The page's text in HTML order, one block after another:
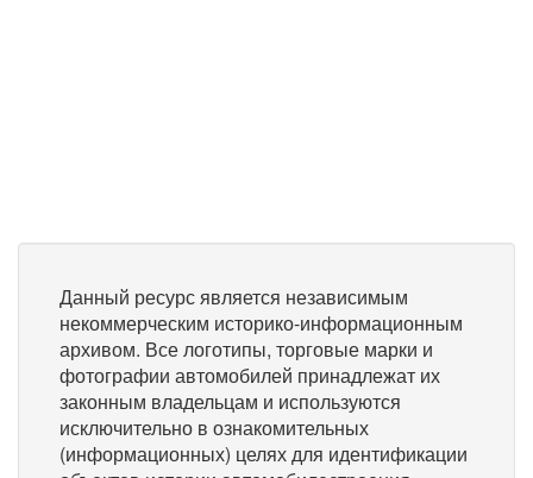
Данный ресурс является независимым
некоммерческим историко-информационным
архивом. Все логотипы, торговые марки и
фотографии автомобилей принадлежат их
законным владельцам и используются
исключительно в ознакомительных
(информационных) целях для идентификации